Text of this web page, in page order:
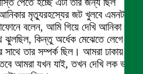
পেতে হচ্ছে এটা তার জন্য ছিল
মৃত্যুরহস্যের জট খুলবে এমনটাই
বলেন, আমি গিয়ে দেখি আনিকা
ঝুলছিল, কিন্তু অর্ধেক মেঝেতে লেগে
তার সম্পর্ক ছিল। আমরা ঢাকায়
আমরা যখন যাই, তখন দেখি লক ভাঙা